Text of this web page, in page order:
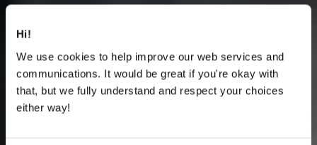
Hi!
We use cookies to help improve our web services and
communications. It would be great if you're okay with
that, but we fully understand and respect your choices
either way!